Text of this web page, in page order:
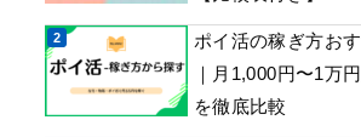
ポイ活の稼ぎ方お
｜月1,000円〜1万
を徹底比較